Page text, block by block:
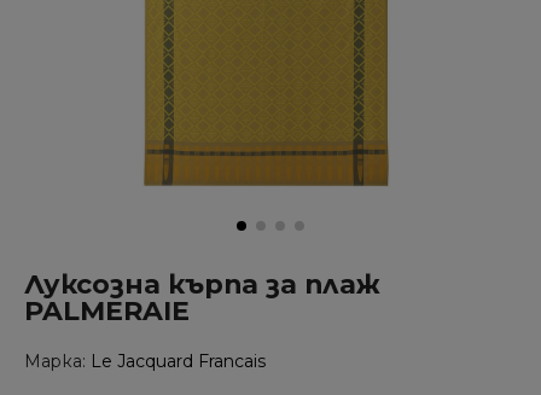
Луксозна кърпа за плаж
PALMERAIE
Марка Le Jacquard Francais